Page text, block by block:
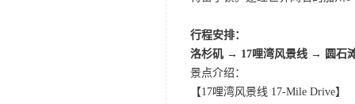
行程安排：
洛杉矶 → 17哩湾风景线 → 圆石
景点介绍：
【17哩湾风景线 17-Mile Drive】